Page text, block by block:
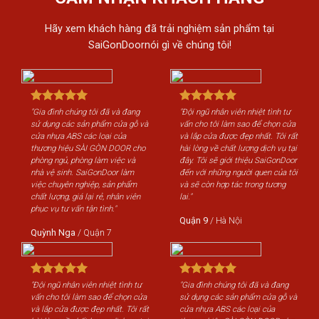
Hãy xem khách hàng đã trải nghiệm sản phẩm tại
SaiGonDoornói gì về chúng tôi!
"Gia đình chúng tôi đã và đang
sử dụng các sản phẩm cửa gỗ và
cửa nhựa ABS các loại của
thương hiệu SÀI GÒN DOOR cho
phòng ngủ, phòng làm việc và
nhà vệ sinh. SaiGonDoor làm
việc chuyên nghiệp, sản phẩm
chất lượng, giá lại rẻ, nhân viên
phục vụ tư vấn tận tình."
Quỳnh Nga / Quận 7
"Đội ngũ nhân viên nhiệt tình tư
vấn cho tôi làm sao để chọn cửa
và lắp cửa được đẹp nhất. Tôi rất
hài lòng về chất lượng dịch vụ tại
đây. Tôi sẽ giới thiệu SaiGonDoor
đến với những người quen của tôi
và sẽ còn hợp tác trong tương
lai."
Quận 9 / Hà Nội
"Đội ngũ nhân viên nhiệt tình tư
vấn cho tôi làm sao để chọn cửa
và lắp cửa được đẹp nhất. Tôi rất
"Gia đình chúng tôi đã và đang
sử dụng các sản phẩm cửa gỗ và
cửa nhựa ABS các loại của